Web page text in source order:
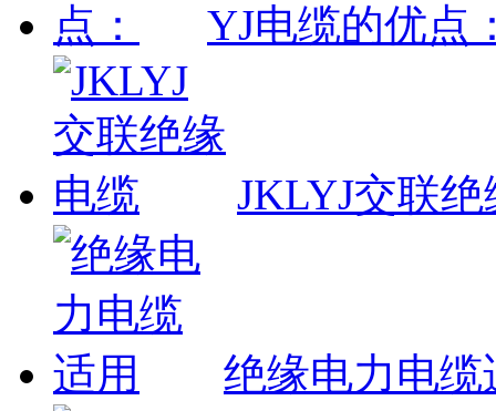
YJ电缆的优点
JKLYJ交联
绝缘电力电缆